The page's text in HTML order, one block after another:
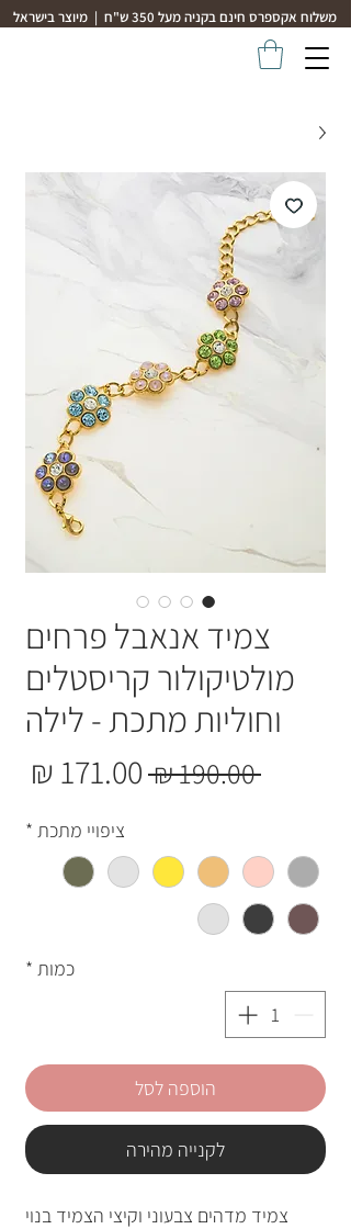
משלוח אקספרס חינם בקניה מעל 350 ש"ח | מיוצר בישראל
צמיד אנאבל פרחים
מולטיקולור קריסטלים
וחוליות מתכת - לילה
‏190.00 ‏₪ מחיר רגיל
ציפויי מתכת *
כמות *
הוספה לסל
לקנייה מהירה
צמיד מדהים צבעוני וקיצי הצמיד בנוי